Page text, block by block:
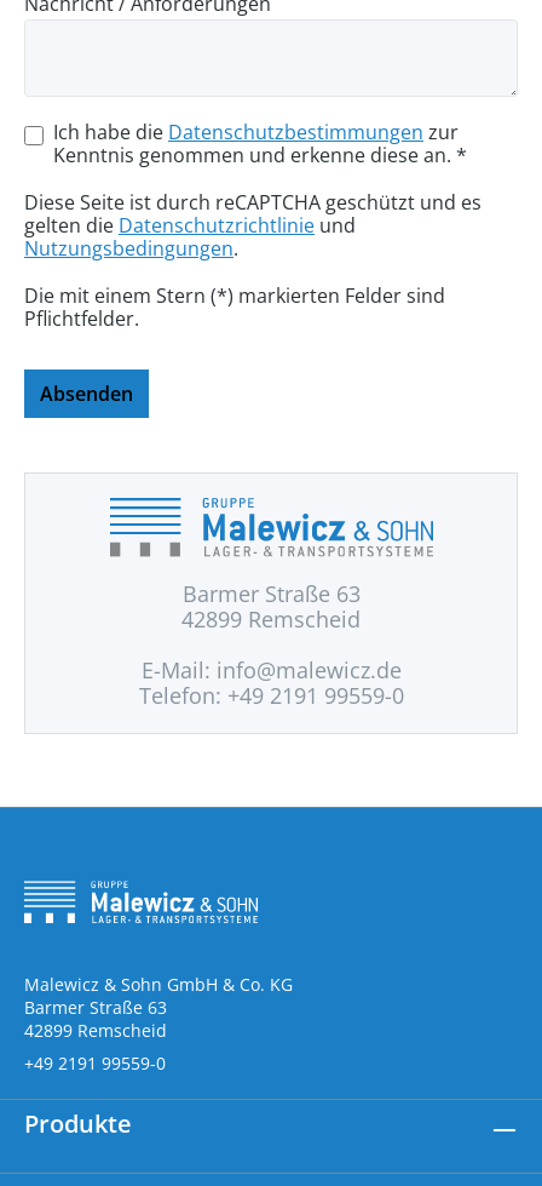
Ich habe die Datenschutzbestimmungen zur
Kenntnis genommen und erkenne diese an. *
Diese Seite ist durch reCAPTCHA geschützt und es
gelten die Datenschutzrichtlinie und
Nutzungsbedingungen.
Die mit einem Stern (*) markierten Felder sind
Pflichtfelder.
Absenden
Barmer Straße 63
42899 Remscheid
E-Mail: info@malewicz.de
Telefon: +49 2191 99559-0
Malewicz & Sohn GmbH & Co. KG
Barmer Straße 63
42899 Remscheid
+49 2191 99559-0
Produkte